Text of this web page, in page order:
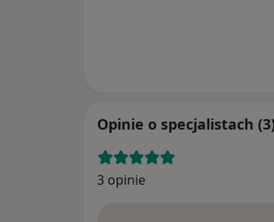
Opinie o specjalistach
3 opinie